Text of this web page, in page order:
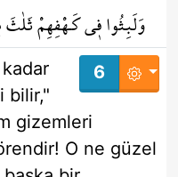
وَلَبِثُوا ف۪ي كَـهْفِهِمْ
6
bilir,"
gizemleri
O ne güzel